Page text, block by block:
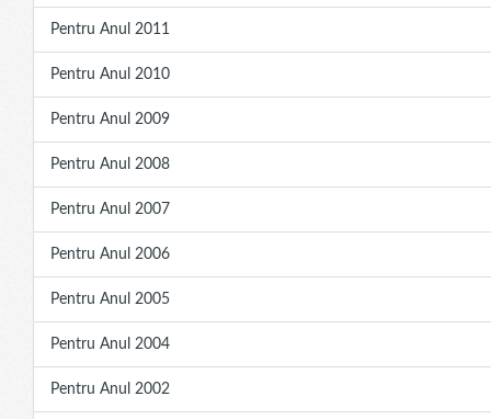
Pentru Anul 2011
Pentru Anul 2010
Pentru Anul 2009
Pentru Anul 2008
Pentru Anul 2007
Pentru Anul 2006
Pentru Anul 2005
Pentru Anul 2004
Pentru Anul 2002